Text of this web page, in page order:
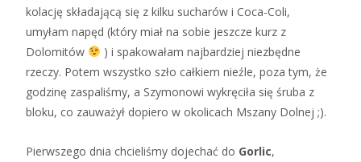
kolację składającą się z kilku sucharów i Coca-Coli,
umyłam napęd (który miał na sobie jeszcze kurz z
Dolomitów
) i spakowałam najbardziej niezbędne
rzeczy. Potem wszystko szło całkiem nieźle, poza tym, że
godzinę zaspaliśmy, a Szymonowi wykręciła się śruba z
bloku, co zauważył dopiero w okolicach Mszany Dolnej ;).
Pierwszego dnia chcieliśmy dojechać do Gorlic,